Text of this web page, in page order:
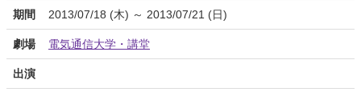
期間 2013/07/18 (木) ～ 2013/07/21 (日)
劇場 電気通信大学・講堂
出演